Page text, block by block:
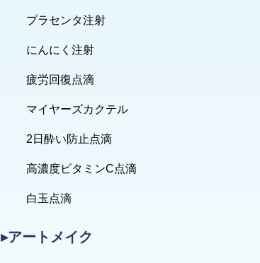
プラセンタ注射
にんにく注射
疲労回復点滴
マイヤーズカクテル
2日酔い防止点滴
高濃度ビタミンC点滴
白玉点滴
▸アートメイク